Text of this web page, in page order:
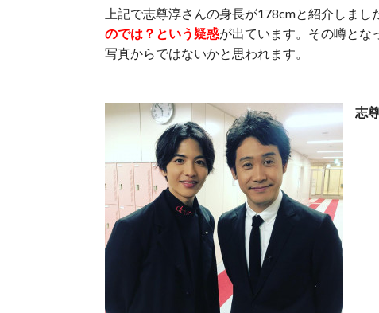
上記で志尊淳さんの身長が178cmと紹介しまし
のでは？という疑惑が出ています。その噂とな
写真からではないかと思われます。
志